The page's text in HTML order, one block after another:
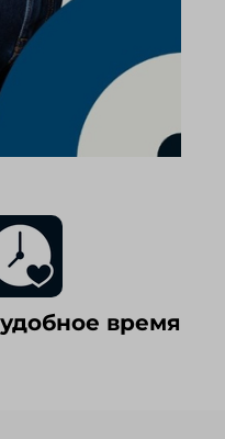
время